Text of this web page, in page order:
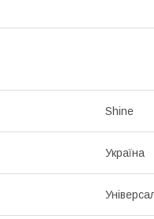
Shine
Україна